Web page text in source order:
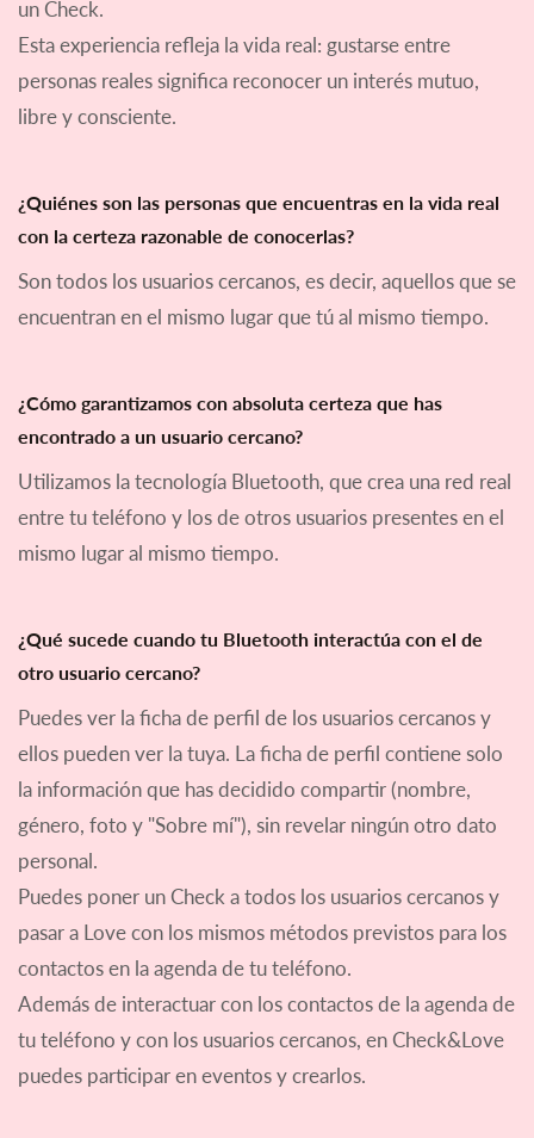
un Check.
Esta experiencia refleja la vida real: gustarse entre
personas reales significa reconocer un interés mutuo,
libre y consciente.
¿Quiénes son las personas que encuentras en la vida real
con la certeza razonable de conocerlas?
Son todos los usuarios cercanos, es decir, aquellos que se
encuentran en el mismo lugar que tú al mismo tiempo.
¿Cómo garantizamos con absoluta certeza que has
encontrado a un usuario cercano?
Utilizamos la tecnología Bluetooth, que crea una red real
entre tu teléfono y los de otros usuarios presentes en el
mismo lugar al mismo tiempo.
¿Qué sucede cuando tu Bluetooth interactúa con el de
otro usuario cercano?
Puedes ver la ficha de perfil de los usuarios cercanos y
ellos pueden ver la tuya. La ficha de perfil contiene solo
la información que has decidido compartir (nombre,
género, foto y "Sobre mí"), sin revelar ningún otro dato
personal.
Puedes poner un Check a todos los usuarios cercanos y
pasar a Love con los mismos métodos previstos para los
contactos en la agenda de tu teléfono.
Además de interactuar con los contactos de la agenda de
tu teléfono y con los usuarios cercanos, en Check&Love
puedes participar en eventos y crearlos.